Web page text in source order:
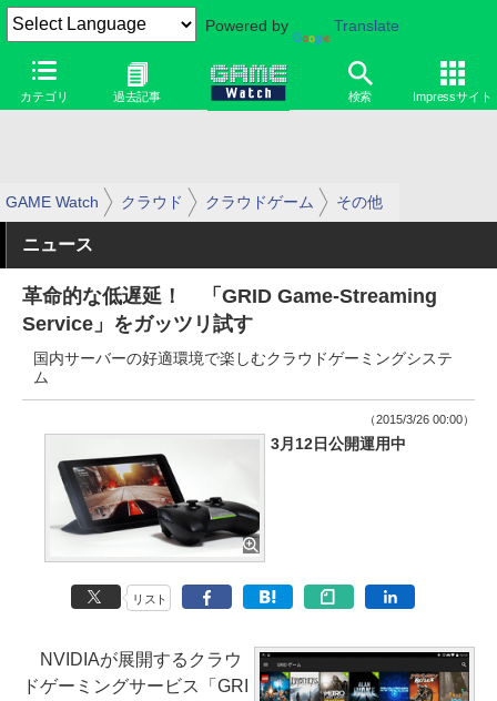
Powered by Translate
カテゴリ 過去記事 検索 Impressサイト
GAME Watch クラウド クラウドゲーム その他
ニュース
革命的な低遅延！ 「GRID Game-Streaming
Service」をガッツリ試す
国内サーバーの好適環境で楽しむクラウドゲーミングシステ
ム
（2015/3/26 00:00）
3月12日公開運用中
リスト
NVIDIAが展開するクラウ
ドゲーミングサービス「GRI